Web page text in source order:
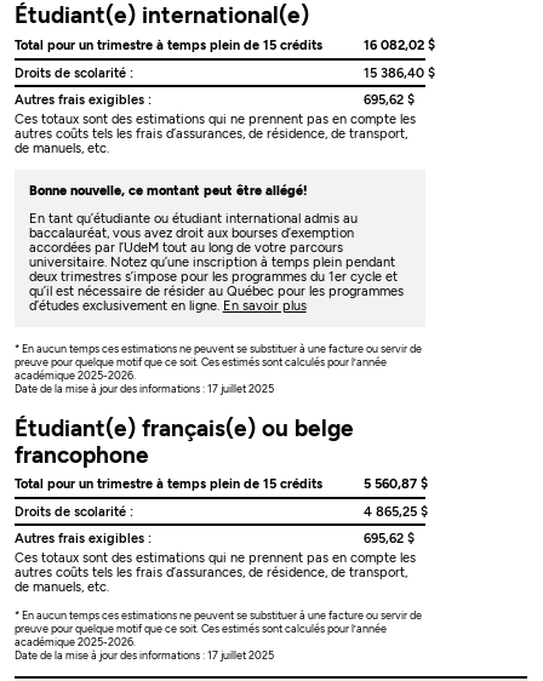
Étudiant(e) international(e)
Total pour un trimestre à temps plein de 15 crédits
16 082,02 $
Droits de scolarité :
15 386,40 $
Autres frais exigibles :
695,62 $
Ces totaux sont des estimations qui ne prennent pas en compte les
autres coûts tels les frais d’assurances, de résidence, de transport,
de manuels, etc.
Bonne nouvelle, ce montant peut être allégé!
En tant qu’étudiante ou étudiant international admis au
baccalauréat, vous avez droit aux bourses d’exemption
accordées par l’UdeM tout au long de votre parcours
universitaire. Notez qu’une inscription à temps plein pendant
deux trimestres s’impose pour les programmes du 1er cycle et
qu’il est nécessaire de résider au Québec pour les programmes
d’études exclusivement en ligne. En savoir plus
* En aucun temps ces estimations ne peuvent se substituer à une facture ou servir de
preuve pour quelque motif que ce soit. Ces estimés sont calculés pour l’année
académique 2025-2026.
Date de la mise à jour des informations : 17 juillet 2025
Étudiant(e) français(e) ou belge
francophone
Total pour un trimestre à temps plein de 15 crédits
5 560,87 $
Droits de scolarité :
4 865,25 $
Autres frais exigibles :
695,62 $
Ces totaux sont des estimations qui ne prennent pas en compte les
autres coûts tels les frais d’assurances, de résidence, de transport,
de manuels, etc.
* En aucun temps ces estimations ne peuvent se substituer à une facture ou servir de
preuve pour quelque motif que ce soit. Ces estimés sont calculés pour l’année
académique 2025-2026.
Date de la mise à jour des informations : 17 juillet 2025